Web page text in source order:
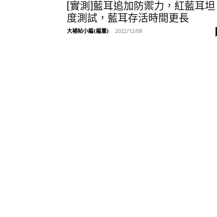
[實測]藍耳追加防禦力，紅藍耳坦
度測試，藍耳存活時間更長
大補帖小編(編董) - 2022/12/08